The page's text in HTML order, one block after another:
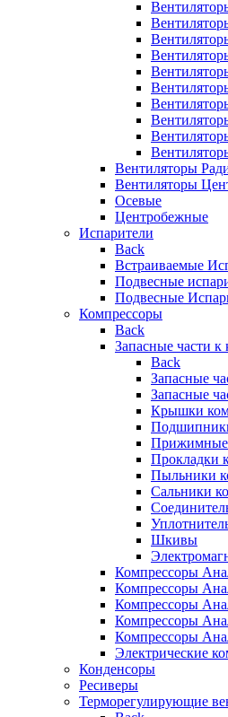
Вентиляторы
Вентиляторы
Осевые
Центробежные
Испарители
Back
Встраиваемые
Подвесные
Подвесные
Компрессоры
Back
Запасные части к
Back
Запасные
Запасные
Крышки
Прижимные
Прокладки
Пыльники
Сальники
Шкивы
Компрессоры
Компрессоры
Компрессоры
Компрессоры
Компрессоры
Электрические
Конденсоры
Ресиверы
Терморегулирующие